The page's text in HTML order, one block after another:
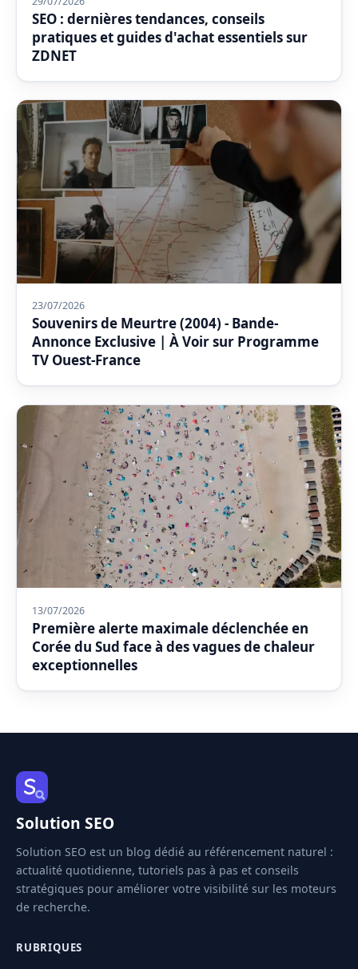
SEO : dernières tendances, conseils
pratiques et guides d'achat essentiels sur
ZDNET
23/07/2026
Souvenirs de Meurtre (2004) - Bande-
Annonce Exclusive | À Voir sur Programme
TV Ouest-France
13/07/2026
Première alerte maximale déclenchée en
Corée du Sud face à des vagues de chaleur
exceptionnelles
Solution SEO
Solution SEO est un blog dédié au référencement naturel :
actualité quotidienne, tutoriels pas à pas et conseils
stratégiques pour améliorer votre visibilité sur les moteurs
de recherche.
RUBRIQUES